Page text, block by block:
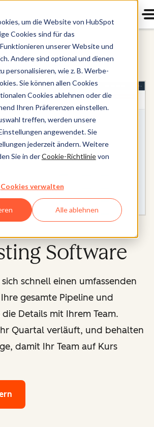
um die Website von HubSpot
Cookies sind für das
unserer Website und
Andere sind optional und dienen
personalisieren, wie z. B. Werbe-
Sie können allen Cookies
Cookies ablehnen oder die
Ihren Präferenzen einstellen.
treffen, werden unsere
angewendet. Sie
jederzeit ändern. Weitere
Sie in derCookie-Richtlinievon
Cookies verwalten
Alle ablehnen
Software
schnell einen umfassenden
gesamte Pipeline und
Details mit Ihrem Team.
Quartal verläuft, und behalten
damit Ihr Team auf Kurs